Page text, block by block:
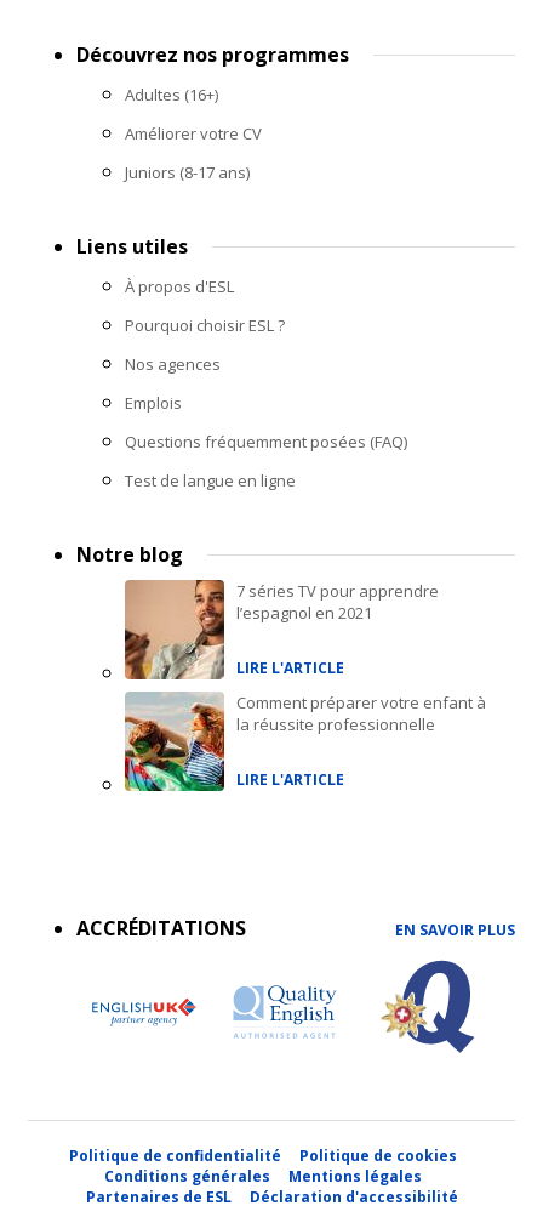
menuDécouvrez nos programmes
Adultes (16+)
Améliorer votre CV
Juniors (8-17 ans)
Liens utiles
À propos d'ESL
Pourquoi choisir ESL ?
Nos agences
Emplois
Questions fréquemment posées (FAQ)
Test de langue en ligne
Notre blog
7 séries TV pour apprendre
l’espagnol en 2021
LIRE L'ARTICLE
Comment préparer votre enfant à
la réussite professionnelle
LIRE L'ARTICLE
ACCRÉDITATIONS
EN SAVOIR PLUS
Politique de confidentialité
Politique de cookies
Conditions générales
Mentions légales
Partenaires de ESL
Déclaration d'accessibilité